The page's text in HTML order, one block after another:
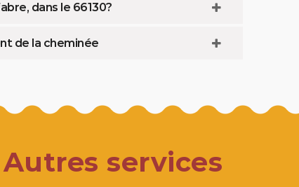
dans le 66130?
de la cheminée
Autres services